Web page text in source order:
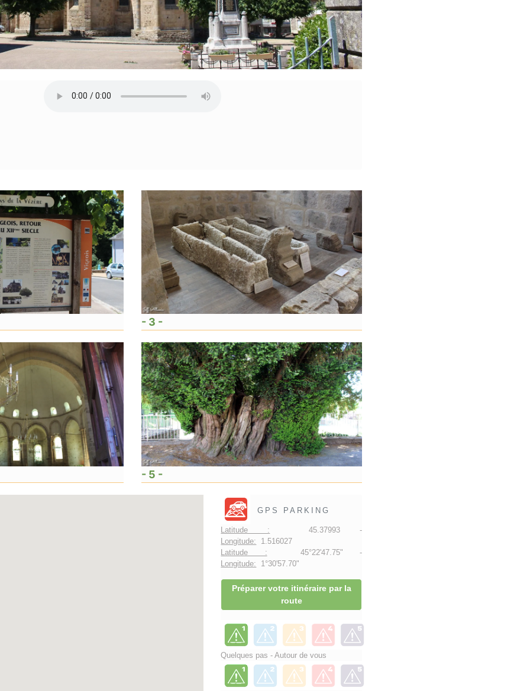
- 3 -
- 5 -
GPS PARKING
Latitude : 45.37993 -
Longitude: 1.516027
Latitude : 45°22'47.75" -
Longitude: 1°30'57.70"
Préparer votre itinéraire par la
route
Quelques pas - Autour de vous